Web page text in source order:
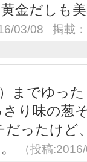
金だしも
03/08 掲載
までゆっ
り味の葱
だったけど
（投稿